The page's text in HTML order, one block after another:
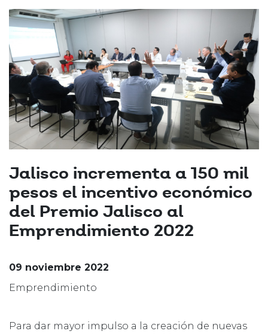
Jalisco incrementa a 150 mil
pesos el incentivo económico
del Premio Jalisco al
Emprendimiento 2022
09 noviembre 2022
Emprendimiento
Para dar mayor impulso a la creación de nuevas